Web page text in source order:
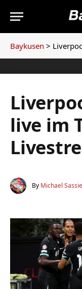
Baykusen >
live im
By Michael Sassie